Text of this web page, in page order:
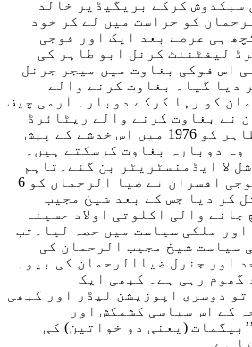
سبکدوش کرکے بریگیڈیر خالد
کو حراست میں لے کر خود
ہی عرصے بعد ایک اور فوجی
لیفٹننٹ کرنل ابو طاہر کی
اس فوکی بغاوت میں میجر جرنل
دیا گیا۔ بغاوت کرنے والے
کو رہا کرکے دوبارہ آرمی چیف
نے بغاوت کرنے والے ریٹائرڈ
لیفٹننٹ کرنل ابو طاہر کو 1976 میں اس خدشے کے پیش
وہ دوبارہ بغاوت کرسکتے ہیں۔
لا ایڈمنسٹریٹر بن گئے۔تاہم
30 مئی 1981 کی چند فوجی افسران نے ضیا الرحمان کو 6
کر دیا جس کے بعد شیخ مجیب
والی اکلوتی اولاد حسینہ
اور ملکی سیاست میں حصہ لیا۔تب
سیاست شیخ مجیب الرحمان کی
اور جنرل ضیاالرحمان کی بیوہ
گھوم رہی ہے۔ کبھی ایک
دوسری اپوزیشن لیڈر اور کبھی
کے اس سیاسی کشمکش اور
(یعنی دو خواتین) کی
ہے۔